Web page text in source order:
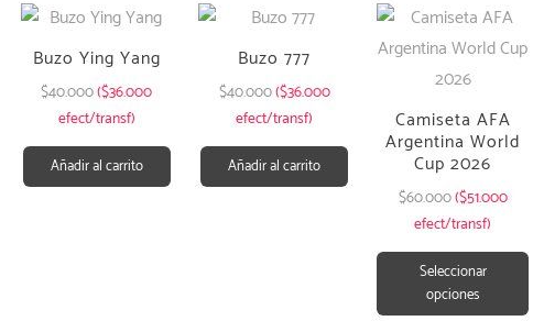
Buzo Ying Yang
$40.000($36.000
efect/transf)
Añadir al carrito
Buzo 777
$40.000($36.000
efect/transf)
Añadir al carrito
Camiseta AFA
Argentina World
Cup 2026
$60.000($51.000
efect/transf)
Seleccionar
opciones